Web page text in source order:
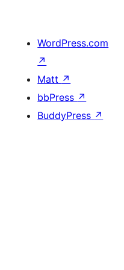
WordPress.com
↗
Matt ↗
bbPress ↗
BuddyPress ↗